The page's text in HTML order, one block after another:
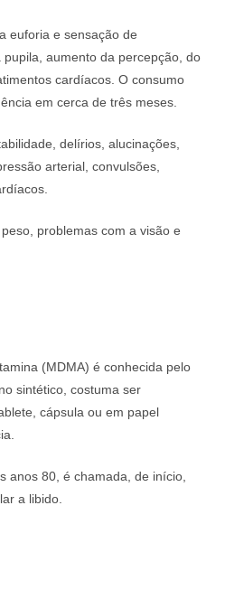
euforia e sensação de
aumento da percepção, do
cardíacos. O consumo
em cerca de três meses.
delírios, alucinações,
arterial, convulsões,
problemas com a visão e
(MDMA) é conhecida pelo
sintético, costuma ser
cápsula ou em papel
anos 80, é chamada, de início,
a libido.